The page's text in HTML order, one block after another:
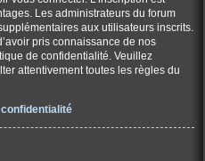
Les administrateurs du forum
aux utilisateurs inscrits.
pris connaissance de nos
de confidentialité. Veuillez
attentivement toutes les règles du